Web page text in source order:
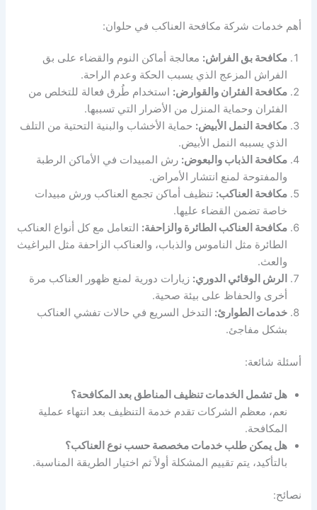
أهم خدمات شركة مكافحة العناكب في حلوان:
مكافحة بق الفراش: معالجة أماكن النوم والقضاء على بق
الفراش المزعج الذي يسبب الحكة وعدم الراحة.
مكافحة الفئران والقوارض: استخدام طُرق فعالة للتخلص من
الفئران وحماية المنزل من الأضرار التي تسببها.
مكافحة النمل الأبيض: حماية الأخشاب والبنية التحتية من التلف
الذي يسببه النمل الأبيض.
مكافحة الذباب والبعوض: رش المبيدات في الأماكن الرطبة
والمفتوحة لمنع انتشار الأمراض.
مكافحة العناكب: تنظيف أماكن تجمع العناكب ورش مبيدات
خاصة تضمن القضاء عليها.
مكافحة العناكب الطائرة والزاحفة: التعامل مع كل أنواع العناكب
الطائرة مثل الناموس والذباب، والعناكب الزاحفة مثل البراغيث
والعث.
الرش الوقائي الدوري: زيارات دورية لمنع ظهور العناكب مرة
أخرى والحفاظ على بيئة صحية.
خدمات الطوارئ: التدخل السريع في حالات تفشي العناكب
بشكل مفاجئ.
أسئلة شائعة:
هل تشمل الخدمات تنظيف المناطق بعد المكافحة؟
نعم، معظم الشركات تقدم خدمة التنظيف بعد انتهاء عملية
المكافحة.
هل يمكن طلب خدمات مخصصة حسب نوع العناكب؟
بالتأكيد، يتم تقييم المشكلة أولاً ثم اختيار الطريقة المناسبة.
نصائح: